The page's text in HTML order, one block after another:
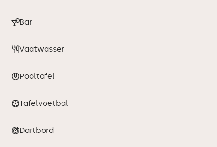
Bar
Vaatwasser
Pooltafel
Tafelvoetbal
Dartbord